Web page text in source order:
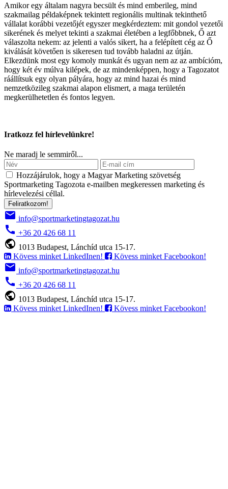
Amikor egy általam nagyra becsült és mind emberileg, mind
szakmailag példaképnek tekintett regionális multinak tekinthető
vállalat korábbi vezetőjét egyszer megkérdeztem: mit gondol vezetői
sikerének és melyet tekinti a szakmai életében a legfőbbnek, Ő azt
válaszolta nekem: az jelenti a valós sikert, ha a felépített cég az Ő
kiválását követően is sikeresen tud tovább haladni az útján.
Elkezdünk most egy komoly munkát és ugyan nem az az ambícióm,
hogy két év múlva kilépek, de az mindenképpen, hogy a Tagozatot
ráállítsuk egy olyan pályára, hogy az mind hazai és mind
nemzetközileg szakmai alapon elismert, a maga területén
megkerülhetetlen és fontos legyen.
Iratkozz fel hírlevelünkre!
Ne maradj le semmiről...
Hozzájárulok, hogy a Magyar Marketing szövetség
Sportmarketing Tagozota e‑mailben megkeressen marketing és
hírlevelezési céllal.
Feliratkozom!
email info@sportmarketingtagozat.hu
call +36 20 426 68 11
public 1013 Budapest, Lánchíd utca 15-17.
Kövess minket LinkedInen!
Kövess minket Facebookon!
email info@sportmarketingtagozat.hu
call +36 20 426 68 11
public 1013 Budapest, Lánchíd utca 15-17.
Kövess minket LinkedInen!
Kövess minket Facebookon!